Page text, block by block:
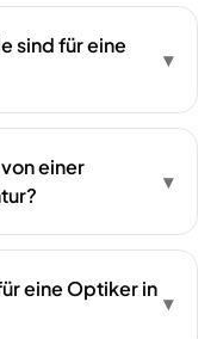
sind für eine
▾
einer
▾
eine Optiker in
▾